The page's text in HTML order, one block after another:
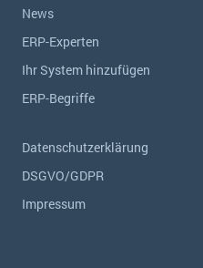
News
ERP-Experten
Ihr System hinzufügen
ERP-Begriffe
Datenschutzerklärung
DSGVO/GDPR
Impressum